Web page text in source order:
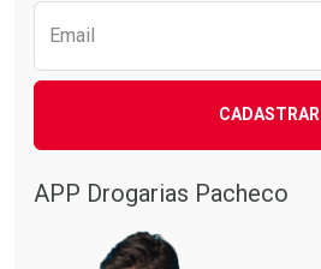
Email
CADASTRAR
APP Drogarias Pacheco